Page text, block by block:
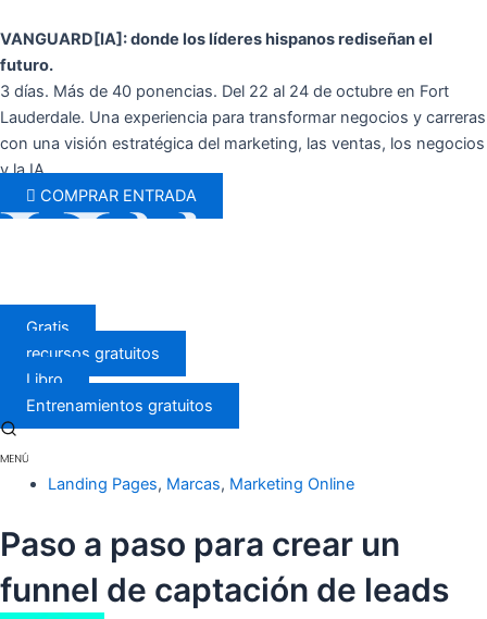
al
contenido
VANGUARD[IA]: donde los líderes hispanos rediseñan el
futuro.
3 días. Más de 40 ponencias. Del 22 al 24 de octubre en Fort
Lauderdale. Una experiencia para transformar negocios y carreras
con una visión estratégica del marketing, las ventas, los negocios
y la IA.
COMPRAR ENTRADA
Gratis
recursos gratuitos
Libro
Entrenamientos gratuitos
Landing Pages, Marcas, Marketing Online
Paso a paso para crear un
funnel de captación de leads